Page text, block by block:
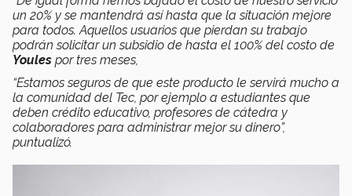
un 20% y se mantendrá así hasta que la situación mejore
para todos. Aquellos usuarios que pierdan su trabajo
podrán solicitarun subsidio de hasta el 100% del costo de
Youles por tres meses,
“Estamos seguros de que este producto le servirá mucho a
la comunidad del Tec, por ejemplo a estudiantes que
deben crédito educativo, profesores de cátedra y
colaboradores para administrar mejor su dinero”,
puntualizó.